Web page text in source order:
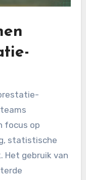
focus op
statistische
Het gebruik van